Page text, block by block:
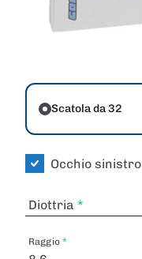
Scatola da 32
Occhio sinistro
Diottria
Raggio